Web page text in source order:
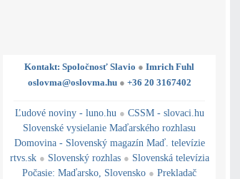
Kontakt: Spoločnosť Slavio ● Imrich Fuhl
oslovma@oslovma.hu ● +36 20 3167402
Ľudové noviny - luno.hu ● CSSM - slovaci.hu
Slovenské vysielanie Maďarského rozhlasu
Domovina - Slovenský magazín Maď. televízie
rtvs.sk ● Slovenský rozhlas ● Slovenská televízia
Počasie: Maďarsko, Slovensko ● Prekladač